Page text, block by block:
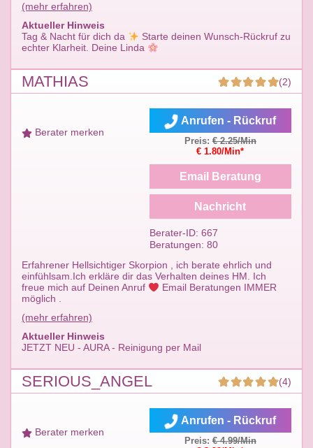
(mehr erfahren)
Aktueller Hinweis
Tag & Nacht für dich da
Starte deinen Wunsch-Rückruf zu
echter Klarheit. Deine Linda
MATHIAS (2)
Berater merken
Erfahrener Hellsichtiger Skorpion , ich berate ehrlich und
einfühlsam.Ich erkläre dir das Verhalten deines HM. Ich
freue mich auf Deinen Anruf
Email Beratungen IMMER
möglich .
(mehr erfahren)
Aktueller Hinweis
JETZT NEU - AURA - Reinigung per Mail
Anrufen - Rückruf
Preis:€ 2.25/Min
€ 1.80/Min*
Email Beratung
Nachricht
Berater-ID: 667
Beratungen: 80
SERIOUS_ANGEL (4)
Berater merken
Anrufen - Rückruf
Preis:€ 4.99/Min